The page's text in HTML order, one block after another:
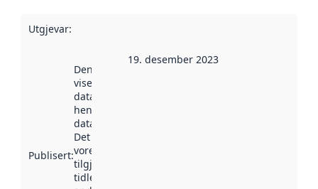
Utgjevar:
Publisert:
Denne datoen
viser når
datasettet vart
henta inn av
data.norge.no.
Det kan ha
vore
tilgjengeleg
tidlegare
19. desember 2023